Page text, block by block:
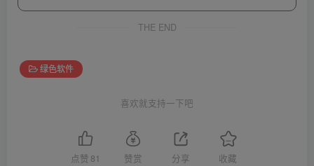
THE END
绿色软件
喜欢就支持一下吧
点赞 81 赞赏 分享 收藏